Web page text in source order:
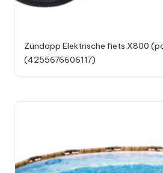
Zündapp Elektrische fiets X800
(4255676606117)